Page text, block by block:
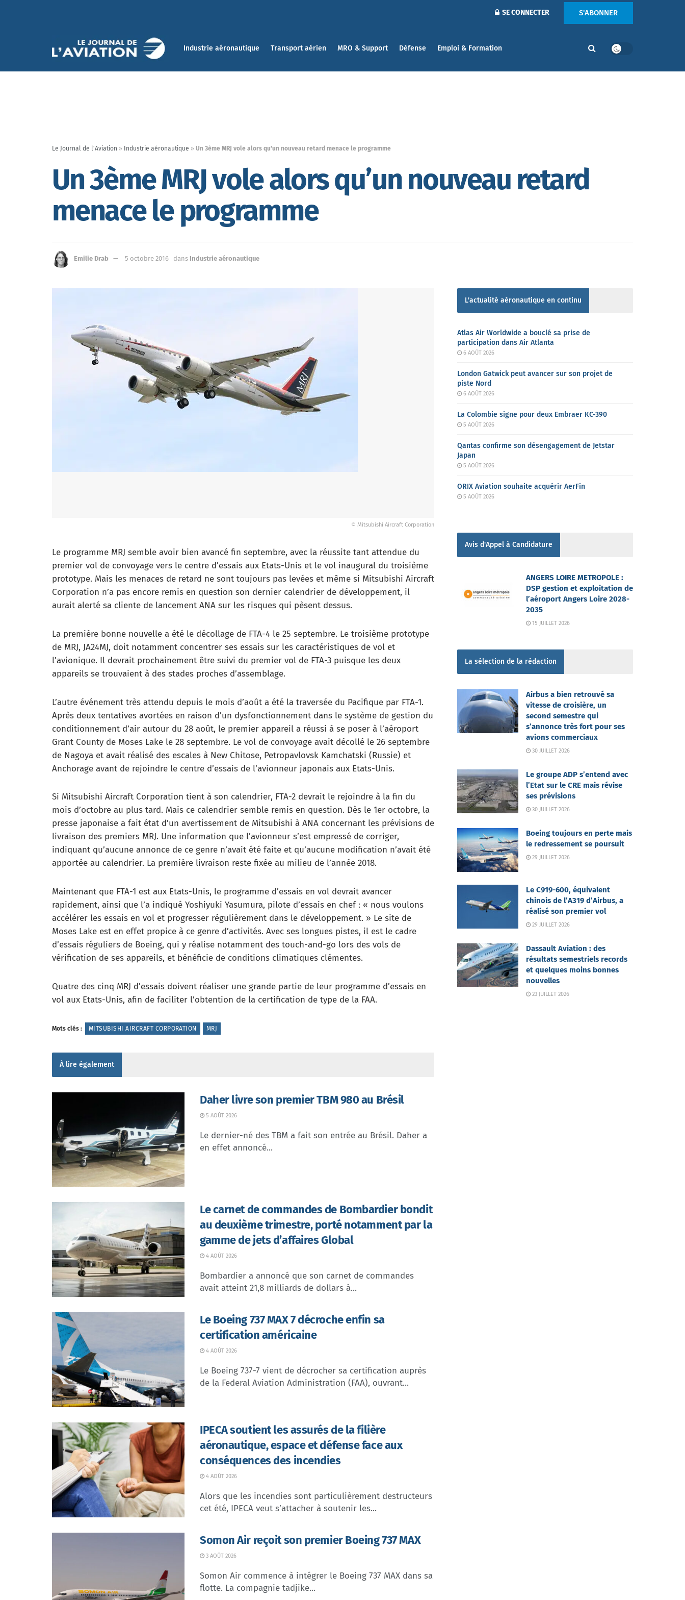
SE CONNECTER S'ABONNER
Industrie aéronautique Transport aérien MRO & Support Défense Emploi & Formation
Le Journal de l'Aviation » Industrie aéronautique » Un 3ème MRJ vole alors qu’un nouveau retard menace le programme
Un 3ème MRJ vole alors qu’un nouveau retard
menace le programme
Emilie Drab 5 octobre 2016 dans Industrie aéronautique
© Mitsubishi Aircraft Corporation
Le programme MRJ semble avoir bien avancé fin septembre, avec la réussite tant attendue du
premier vol de convoyage vers le centre d’essais aux Etats-Unis et le vol inaugural du troisième
prototype. Mais les menaces de retard ne sont toujours pas levées et même si Mitsubishi Aircraft
Corporation n’a pas encore remis en question son dernier calendrier de développement, il
aurait alerté sa cliente de lancement ANA sur les risques qui pèsent dessus.
La première bonne nouvelle a été le décollage de FTA-4 le 25 septembre. Le troisième prototype
de MRJ, JA24MJ, doit notamment concentrer ses essais sur les caractéristiques de vol et
l’avionique. Il devrait prochainement être suivi du premier vol de FTA-3 puisque les deux
appareils se trouvaient à des stades proches d’assemblage.
L’autre événement très attendu depuis le mois d’août a été la traversée du Pacifique par FTA-1.
Après deux tentatives avortées en raison d’un dysfonctionnement dans le système de gestion du
conditionnement d’air autour du 28 août, le premier appareil a réussi à se poser à l’aéroport
Grant County de Moses Lake le 28 septembre. Le vol de convoyage avait décollé le 26 septembre
de Nagoya et avait réalisé des escales à New Chitose, Petropavlovsk Kamchatski (Russie) et
Anchorage avant de rejoindre le centre d’essais de l’avionneur japonais aux Etats-Unis.
Si Mitsubishi Aircraft Corporation tient à son calendrier, FTA-2 devrait le rejoindre à la fin du
mois d’octobre au plus tard. Mais ce calendrier semble remis en question. Dès le 1er octobre, la
presse japonaise a fait état d’un avertissement de Mitsubishi à ANA concernant les prévisions de
livraison des premiers MRJ. Une information que l’avionneur s’est empressé de corriger,
indiquant qu’aucune annonce de ce genre n’avait été faite et qu’aucune modification n’avait été
apportée au calendrier. La première livraison reste fixée au milieu de l’année 2018.
Maintenant que FTA-1 est aux Etats-Unis, le programme d’essais en vol devrait avancer
rapidement, ainsi que l’a indiqué Yoshiyuki Yasumura, pilote d’essais en chef : « nous voulons
accélérer les essais en vol et progresser régulièrement dans le développement. » Le site de
Moses Lake est en effet propice à ce genre d’activités. Avec ses longues pistes, il est le cadre
d’essais réguliers de Boeing, qui y réalise notamment des touch-and-go lors des vols de
vérification de ses appareils, et bénéficie de conditions climatiques clémentes.
Quatre des cinq MRJ d’essais doivent réaliser une grande partie de leur programme d’essais en
vol aux Etats-Unis, afin de faciliter l’obtention de la certification de type de la FAA.
Mots clés : MITSUBISHI AIRCRAFT CORPORATION MRJ
À lire également
Daher livre son premier TBM 980 au Brésil
5 AOÛT 2026
Le dernier-né des TBM a fait son entrée au Brésil. Daher a
en effet annoncé...
Le carnet de commandes de Bombardier bondit
au deuxième trimestre, porté notamment par la
gamme de jets d’affaires Global
4 AOÛT 2026
Bombardier a annoncé que son carnet de commandes
avait atteint 21,8 milliards de dollars à...
Le Boeing 737 MAX 7 décroche enfin sa
certification américaine
4 AOÛT 2026
Le Boeing 737-7 vient de décrocher sa certification auprès
de la Federal Aviation Administration (FAA), ouvrant...
IPECA soutient les assurés de la filière
aéronautique, espace et défense face aux
conséquences des incendies
4 AOÛT 2026
Alors que les incendies sont particulièrement destructeurs
cet été, IPECA veut s’attacher à soutenir les...
Somon Air reçoit son premier Boeing 737 MAX
3 AOÛT 2026
Somon Air commence à intégrer le Boeing 737 MAX dans sa
flotte. La compagnie tadjike...
L'actualité aéronautique en continu
Atlas Air Worldwide a bouclé sa prise de
participation dans Air Atlanta
6 AOÛT 2026
London Gatwick peut avancer sur son projet de
piste Nord
6 AOÛT 2026
La Colombie signe pour deux Embraer KC-390
5 AOÛT 2026
Qantas confirme son désengagement de Jetstar
Japan
5 AOÛT 2026
ORIX Aviation souhaite acquérir AerFin
5 AOÛT 2026
Avis d'Appel à Candidature
ANGERS LOIRE METROPOLE :
DSP gestion et exploitation de
l’aéroport Angers Loire 2028-
2035
15 JUILLET 2026
La sélection de la rédaction
Airbus a bien retrouvé sa
vitesse de croisière, un
second semestre qui
s’annonce très fort pour ses
avions commerciaux
30 JUILLET 2026
Le groupe ADP s’entend avec
l’Etat sur le CRE mais révise
ses prévisions
30 JUILLET 2026
Boeing toujours en perte mais
le redressement se poursuit
29 JUILLET 2026
Le C919-600, équivalent
chinois de l’A319 d’Airbus, a
réalisé son premier vol
29 JUILLET 2026
Dassault Aviation : des
résultats semestriels records
et quelques moins bonnes
nouvelles
23 JUILLET 2026